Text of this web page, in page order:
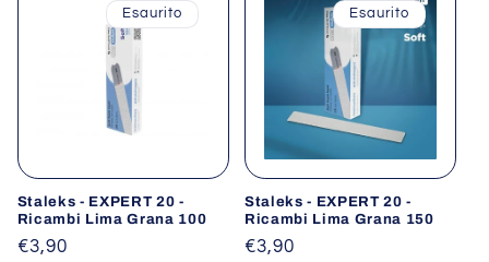
Esaurito
Staleks - EXPERT 20 -
Ricambi Lima Grana 100
Prezzo
€3,90
Esaurito
Staleks - EXPERT 20 -
Ricambi Lima Grana 150
Prezzo
€3,90